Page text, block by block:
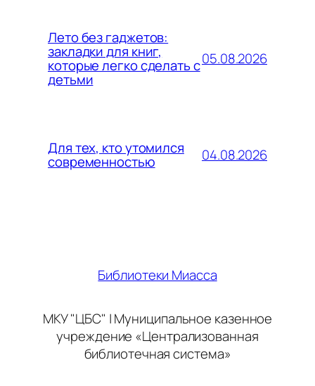
Лето без гаджетов:
закладки для книг,
которые легко сделать с
детьми
05.08.2026
Для тех, кто утомился
современностью 04.08.2026
Библиотеки Миасса
МКУ "ЦБС" | Муниципальное казенное
учреждение «Централизованная
библиотечная система»